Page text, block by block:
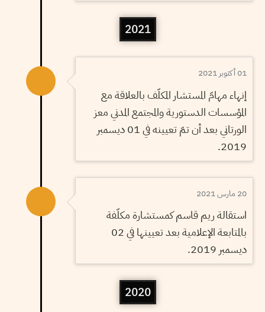
2021
01 أكتوبر 2021
إنهاء مهامّ المستشار المكلّف بالعلاقة مع
المؤسسات الدستورية والمجتمع المدني معز
الورتاني بعد أن تمّ تعيينه في 01 ديسمبر
2019.
20 مارس 2021
استقالة ريم قاسم كمستشارة مكلّفة
بالمتابعة الإعلامية بعد تعيينها في 02
ديسمبر 2019.
2020